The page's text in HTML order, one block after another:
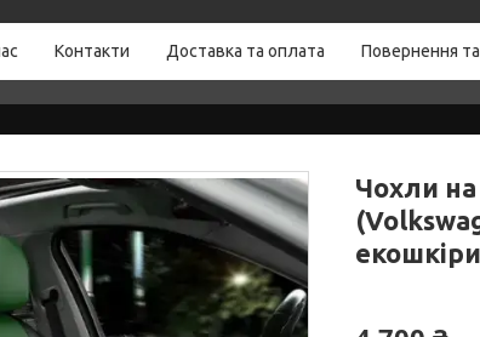
Контакти Доставка та оплата Повернення
Чохли